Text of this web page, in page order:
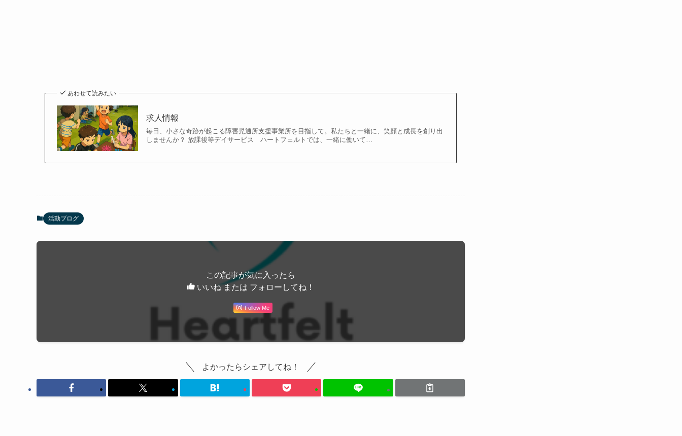
あわせて読みたい
求人情報
毎日、小さな奇跡が起こる障害児通所支援事業所を目指して。私たちと一緒に、笑顔と成長を創り出
しませんか？ 放課後等デイサービス ハートフェルトでは、一緒に働いて…
活動ブログ
この記事が気に入ったら
いいね または フォローしてね！
Follow Me
よかったらシェアしてね！